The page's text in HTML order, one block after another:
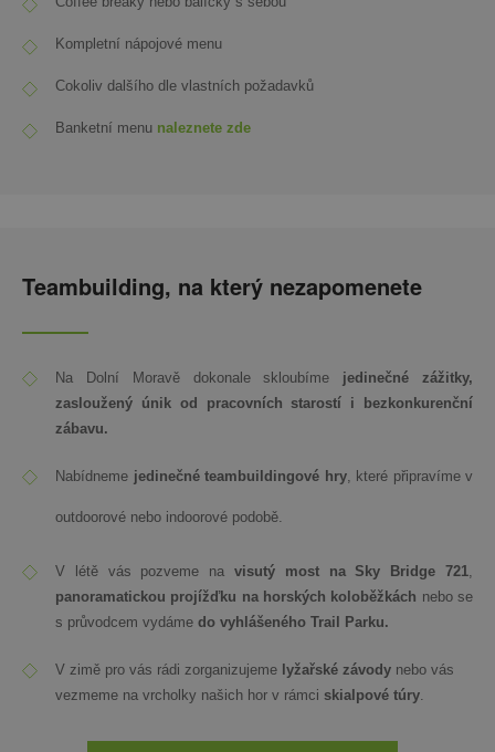
Kompletní nápojové menu
Cokoliv dalšího dle vlastních požadavků
Banketní menu naleznete zde
Teambuilding, na který nezapomenete
Na Dolní Moravě dokonale skloubíme jedinečné zážitky,
zasloužený únik od pracovních starostí i bezkonkurenční
zábavu.
Nabídneme jedinečné teambuildingové hry, které připravíme v
outdoorové nebo indoorové podobě.
V létě vás pozveme na visutý most na Sky Bridge 721,
panoramatickou projížďku na horských koloběžkách nebo se
s průvodcem vydáme do vyhlášeného Trail Parku.
V zimě pro vás rádi zorganizujeme lyžařské závody nebo vás
vezmeme na vrcholky našich hor v rámci skialpové túry.